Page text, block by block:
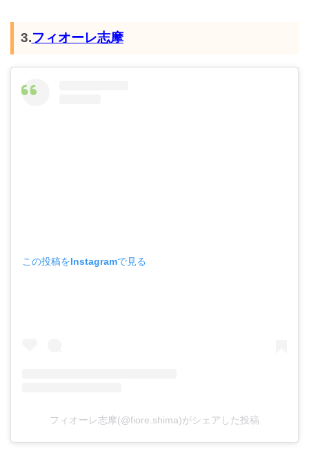
3.フィオーレ志摩
この投稿をInstagramで見る
フィオーレ志摩(@fiore.shima)がシェアした投稿